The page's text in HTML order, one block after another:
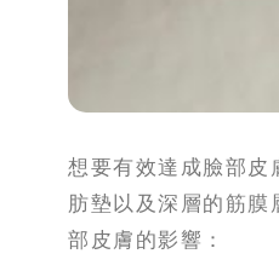
想要有效達成臉部皮
肪墊以及深層的筋
部皮膚的影響：